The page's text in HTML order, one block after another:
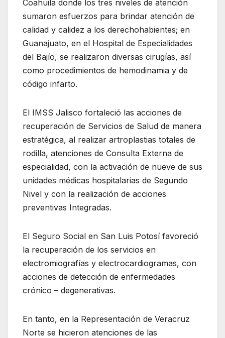
Coahuila donde los tres niveles de atención
sumaron esfuerzos para brindar atención de
calidad y calidez a los derechohabientes; en
Guanajuato, en el Hospital de Especialidades
del Bajío, se realizaron diversas cirugías, así
como procedimientos de hemodinamia y de
código infarto.
El IMSS Jalisco fortaleció las acciones de
recuperación de Servicios de Salud de manera
estratégica, al realizar artroplastias totales de
rodilla, atenciones de Consulta Externa de
especialidad, con la activación de nueve de sus
unidades médicas hospitalarias de Segundo
Nivel y con la realización de acciones
preventivas Integradas.
El Seguro Social en San Luis Potosí favoreció
la recuperación de los servicios en
electromiografías y electrocardiogramas, con
acciones de detección de enfermedades
crónico – degenerativas.
En tanto, en la Representación de Veracruz
Norte se hicieron atenciones de las